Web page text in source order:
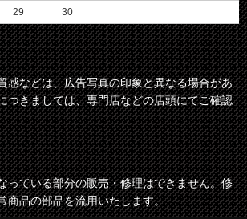
29 30
感などは、広告写真の印象と異なる場合があ
つきましては、専門店などの店頭にてご確認
っている部分の販売・修理はできません。修
商品の部品を流用いたします。